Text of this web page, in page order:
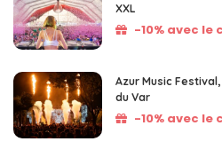
XXL
-10% avec le
Azur Music
du Var
-10% avec le